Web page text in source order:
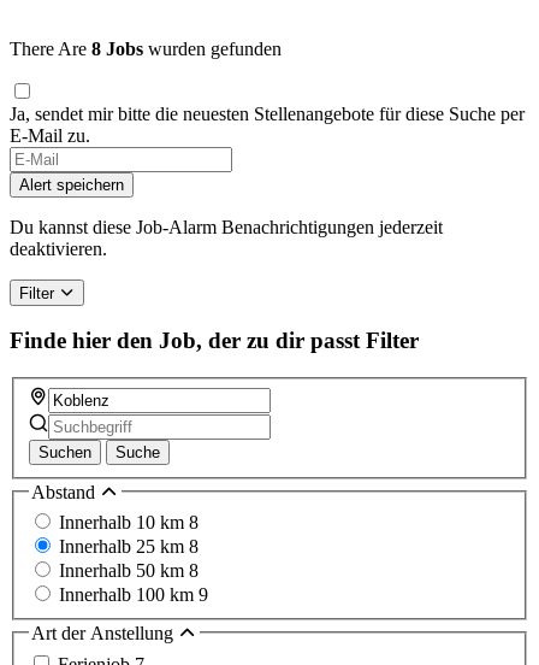
There Are 8 Jobs wurden gefunden
Ja, sendet mir bitte die neuesten Stellenangebote für diese Suche per
E-Mail zu.
Alert speichern
Du kannst diese Job-Alarm Benachrichtigungen jederzeit
deaktivieren.
Filter
Finde hier den Job, der zu dir passt Filter
Suchen Suche
Abstand
Innerhalb 10 km 8
Innerhalb 25 km 8
Innerhalb 50 km 8
Innerhalb 100 km 9
Art der Anstellung